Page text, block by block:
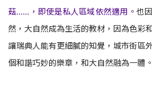
菇……，即使是私人區域依然適用。 也
然，大自然成為生活的教材，因為色彩
讓瑞典人能有更細膩的知覺，城市街區
個和諧巧妙的樂章，和大自然融為一體。